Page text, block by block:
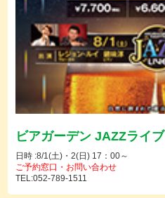
ビアガーデン JAZZライブ
日時 :8/1(土)・2(日) 17：00～
ご予約窓口・お問い合わせ
TEL:052-789-1511